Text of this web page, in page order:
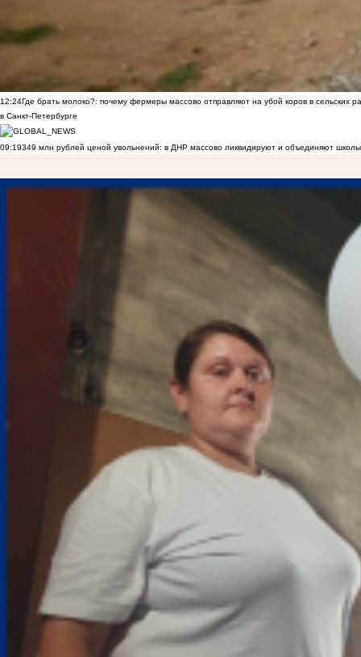
12:24Где брать молоко?: почему фермеры массово отправляют на убой коров в сельских
в Санкт-Петербурге
09:19349 млн рублей ценой увольнений: в ДНР массово ликвидируют и объединяют